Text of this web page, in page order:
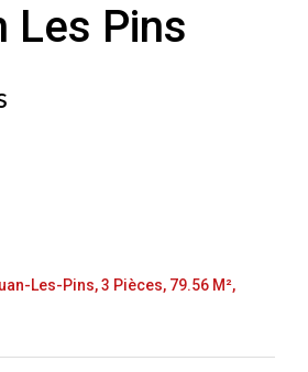
Les Pins
Les-Pins, 3 Pièces, 79.56 M²,